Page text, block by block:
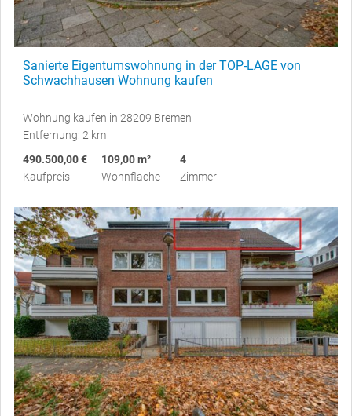
Sanierte Eigentumswohnung in der TOP-LAGE von
Schwachhausen Wohnung kaufen
Wohnung kaufen in 28209 Bremen
Entfernung: 2 km
490.500,00 €
Kaufpreis
109,00 m²
Wohnfläche
4
Zimmer